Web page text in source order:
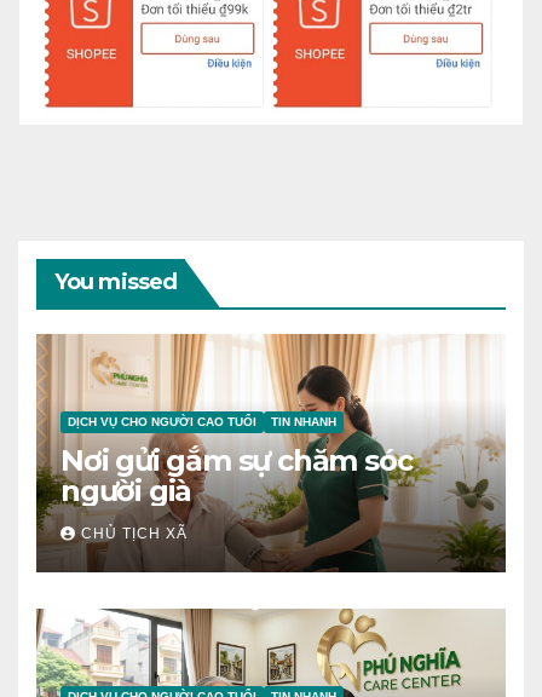
You missed
DỊCH VỤ CHO NGƯỜI CAO TUỔI TIN NHANH
Nơi gửi gắm sự chăm sóc
người già
CHỦ TỊCH XÃ